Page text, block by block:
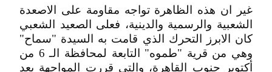
غير ان هذه الظاهرة تواجه مقاومة على الاصعدة
الشعبية والرسمية والدينية، فعلى الصعيد الشعبي
كان الابرز التحرك الذي قامت به السيدة "سماح"
وهي من قرية "طموه" التابعة لمحافظة الـ 6 من
أكتوبر جنوب القاهرة، والتي قررت المواجهة بعد